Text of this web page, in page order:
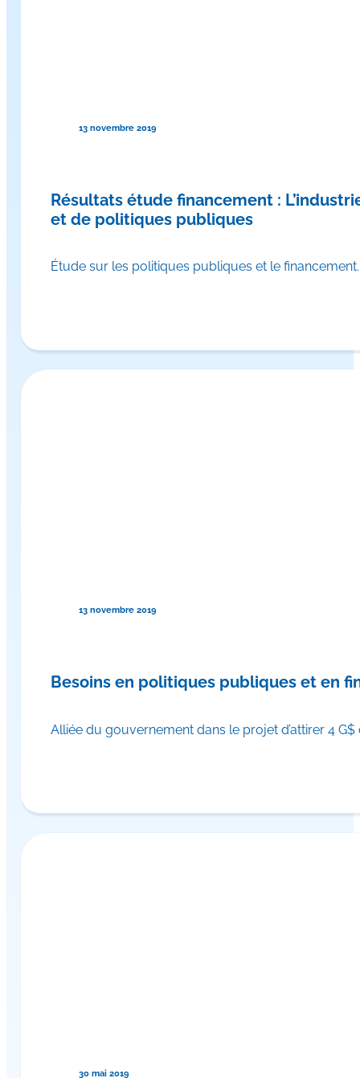
13 novembre 2019
Résultats étude financement :
et de politiques publiques
Étude sur les politiques publiques et le
13 novembre 2019
Besoins en politiques publiques et en
Alliée du gouvernement dans le projet d’attirer 4
30 mai 2019